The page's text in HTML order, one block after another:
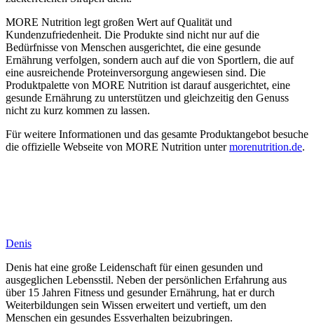
MORE Nutrition legt großen Wert auf Qualität und
Kundenzufriedenheit. Die Produkte sind nicht nur auf die
Bedürfnisse von Menschen ausgerichtet, die eine gesunde
Ernährung verfolgen, sondern auch auf die von Sportlern, die auf
eine ausreichende Proteinversorgung angewiesen sind. Die
Produktpalette von MORE Nutrition ist darauf ausgerichtet, eine
gesunde Ernährung zu unterstützen und gleichzeitig den Genuss
nicht zu kurz kommen zu lassen.
Für weitere Informationen und das gesamte Produktangebot besuche
die offizielle Webseite von MORE Nutrition untermorenutrition.de.
Denis
Denis hat eine große Leidenschaft für einen gesunden und
ausgeglichen Lebensstil. Neben der persönlichen Erfahrung aus
über 15 Jahren Fitness und gesunder Ernährung, hat er durch
Weiterbildungen sein Wissen erweitert und vertieft, um den
Menschen ein gesundes Essverhalten beizubringen.